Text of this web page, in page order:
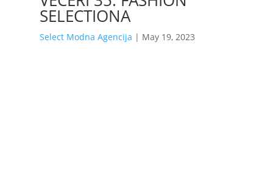
SELECTIONA
Select Modna Agencija | May 19, 2023